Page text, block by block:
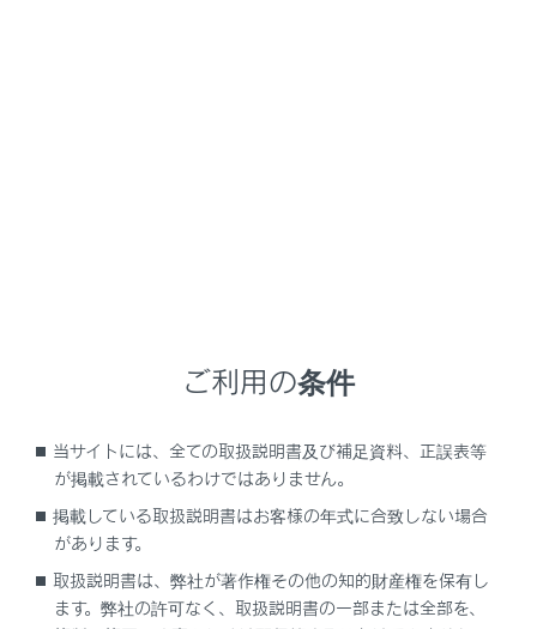
ご利用の条件
当サイトには、全ての取扱説明書及び補足資料、正誤表等
が掲載されているわけではありません。
掲載している取扱説明書はお客様の年式に合致しない場合
があります。
取扱説明書は、弊社が著作権その他の知的財産権を保有し
ます。弊社の許可なく、取扱説明書の一部または全部を、